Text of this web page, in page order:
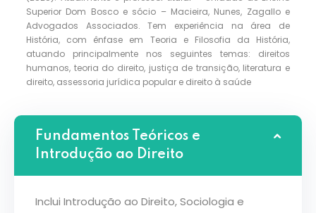
Superior Dom Bosco e sócio – Macieira, Nunes, Zagallo e
Advogados Associados. Tem experiência na área de
História, com ênfase em Teoria e Filosofia da História,
atuando principalmente nos seguintes temas: direitos
humanos, teoria do direito, justiça de transição, literatura e
direito, assessoria jurídica popular e direito à saúde
Fundamentos Teóricos e
Introdução ao Direito
Inclui Introdução ao Direito, Sociologia e